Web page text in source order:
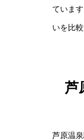
ていま
いを比
芦
芦原温